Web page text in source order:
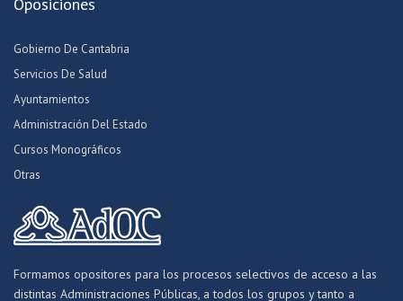
Gobierno De Cantabria
Servicios De Salud
Ayuntamientos
Administración Del Estado
Cursos Monográficos
Otras
Formamos opositores para los procesos selectivos de acceso a las
distintas Administraciones Públicas, a todos los grupos y tanto a